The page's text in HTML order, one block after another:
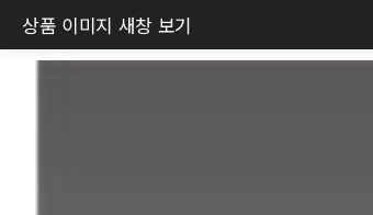
상품 이미지 새창 보기